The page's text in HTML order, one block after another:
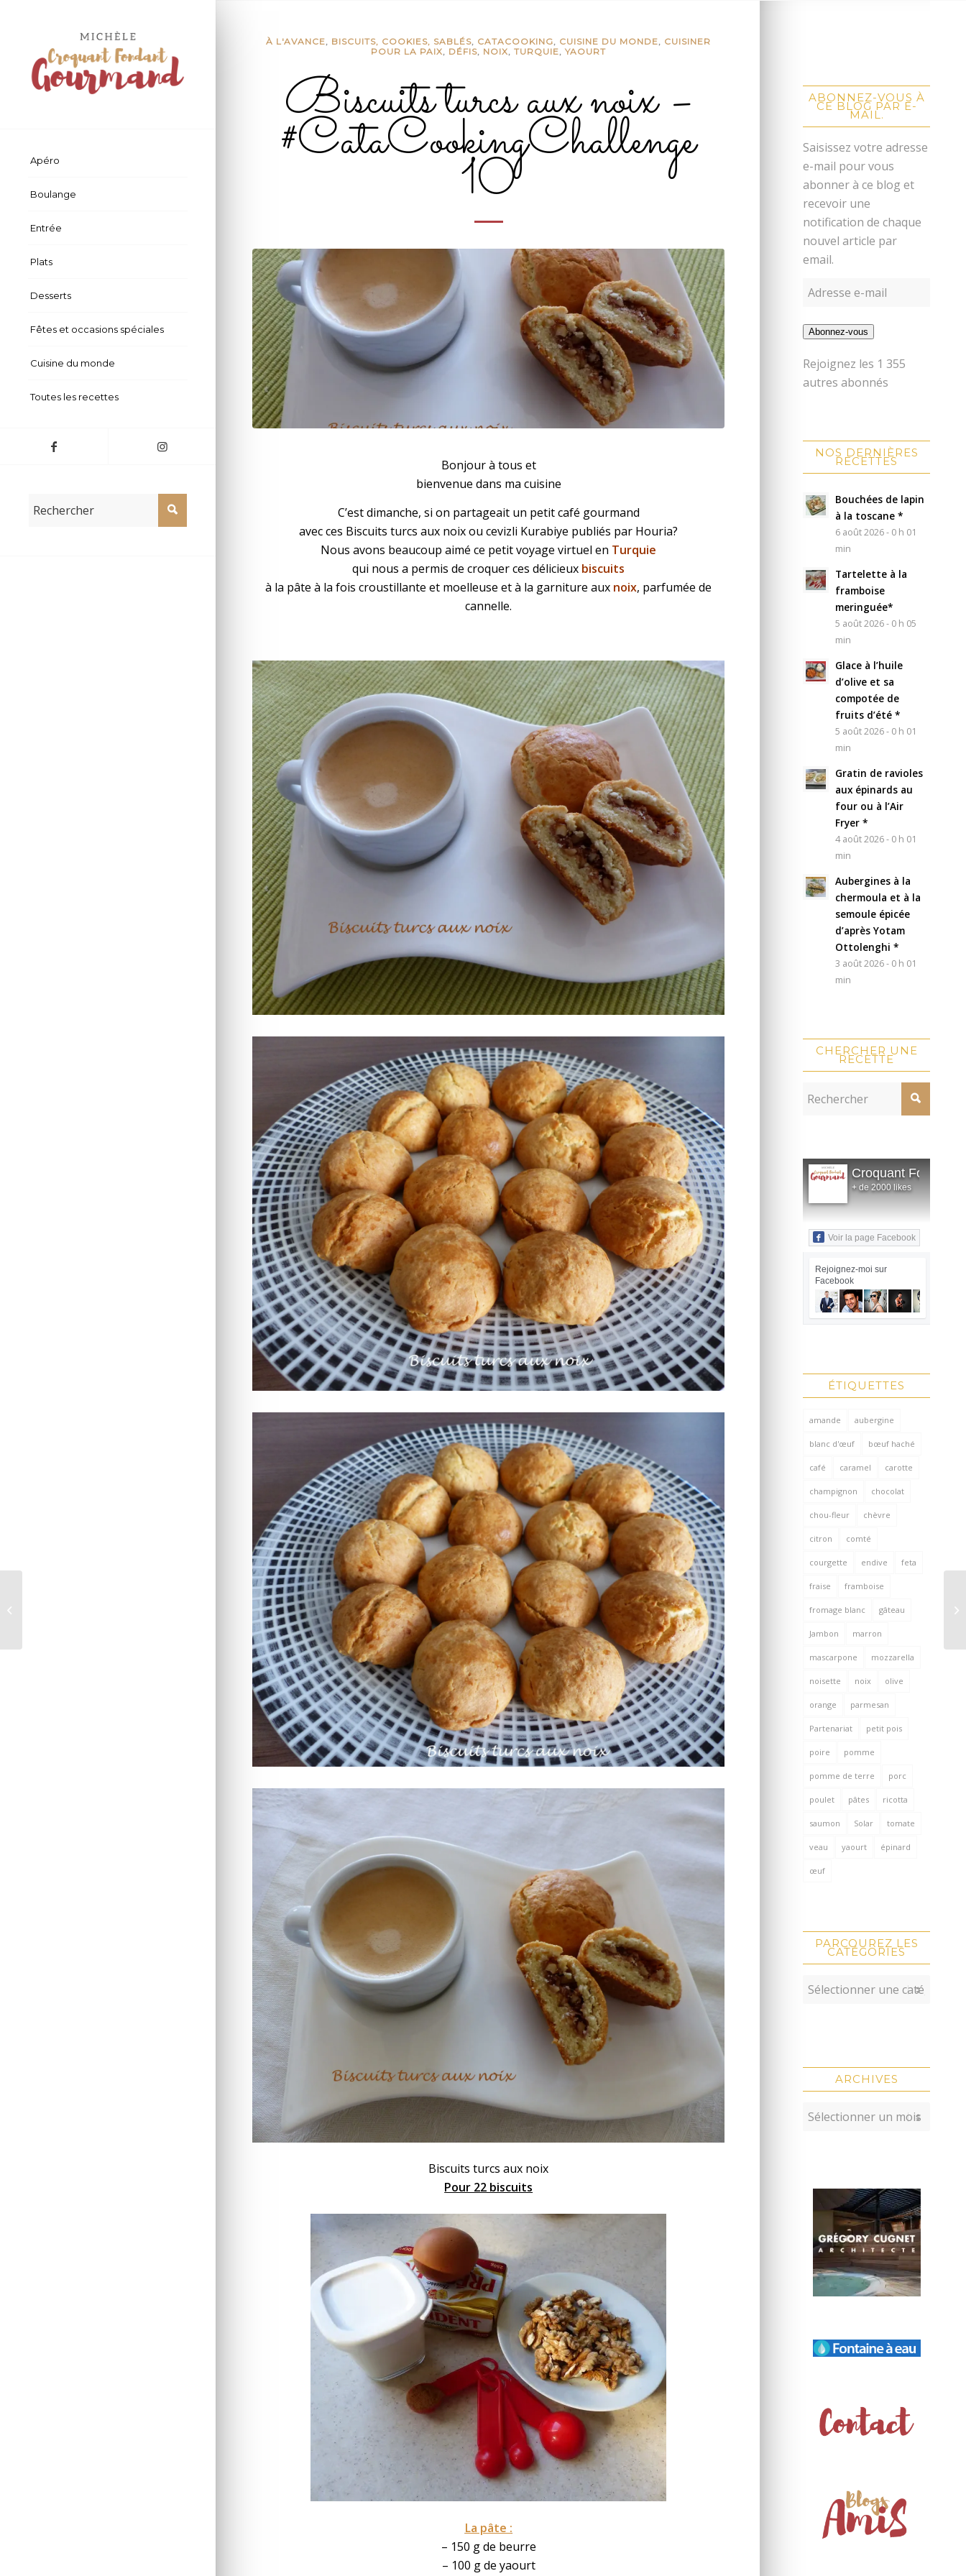
Apéro
Boulange
Entrée
Plats
Desserts
Fêtes et occasions spéciales
Cuisine du monde
Toutes les recettes
À L'AVANCE, BISCUITS, COOKIES, SABLÉS, CATACOOKING, CUISINE DU MONDE, CUISINER
POUR LA PAIX, DÉFIS, NOIX,TURQUIE,YAOURT
Biscuits turcs aux noix –
#CataCookingChallenge
10
Bonjour à tous et
bienvenue dans ma cuisine
C’est dimanche, si on partageait un petit café gourmand
avec ces Biscuits turcs aux noix ou cevizli Kurabiye publiés par Houria?
Nous avons beaucoup aimé ce petit voyage virtuel en Turquie
qui nous a permis de croquer ces délicieux biscuits
à la pâte à la fois croustillante et moelleuse et à la garniture aux noix, parfumée de
cannelle.
Biscuits turcs aux noix
Pour 22 biscuits
La pâte :
– 150 g de beurre
– 100 g de yaourt
ABONNEZ-VOUS À
CE BLOG PAR E-
MAIL.
Saisissez votre adresse
e-mail pour vous
abonner à ce blog et
recevoir une
notification de chaque
nouvel article par
email.
Abonnez-vous
Rejoignez les 1 355
autres abonnés
NOS DERNIÈRES
RECETTES
Bouchées de lapin
à la toscane *
6 août 2026 - 0 h 01
min
Tartelette à la
framboise
meringuée*
5 août 2026 - 0 h 05
min
Glace à l’huile
d’olive et sa
compotée de
fruits d’été *
5 août 2026 - 0 h 01
min
Gratin de ravioles
aux épinards au
four ou à l’Air
Fryer *
4 août 2026 - 0 h 01
min
Aubergines à la
chermoula et à la
semoule épicée
d’après Yotam
Ottolenghi *
3 août 2026 - 0 h 01
min
CHERCHER UNE
RECETTE
Croquant Fondant
+ de 2000 likes
Voir la page Facebook
Rejoignez-moi sur
Facebook
ÉTIQUETTES
amande aubergine
blanc d'œuf bœuf haché
café caramel carotte
champignon chocolat
chou-fleur chèvre
citron comté
courgette endive feta
fraise framboise
fromage blanc gâteau
Jambon marron
mascarpone mozzarella
noisette noix olive
orange parmesan
Partenariat petit pois
poire pomme
pomme de terre porc
poulet pâtes ricotta
saumon Solar tomate
veau yaourt épinard
œuf
PARCOUREZ LES
CATÉGORIES
ARCHIVES